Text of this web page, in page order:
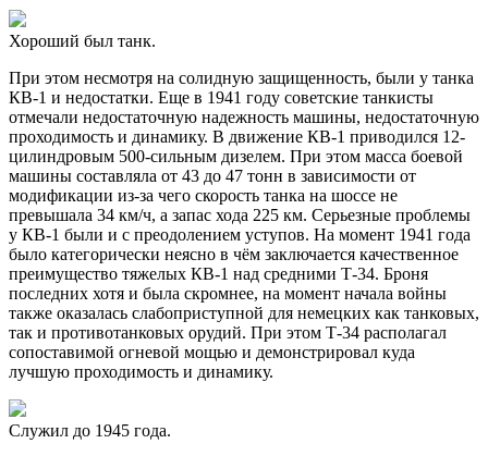
Хороший был танк.
При этом несмотря на солидную защищенность, были у танка
КВ-1 и недостатки. Еще в 1941 году советские танкисты
отмечали недостаточную надежность машины, недостаточную
проходимость и динамику. В движение КВ-1 приводился 12-
цилиндровым 500-сильным дизелем. При этом масса боевой
машины составляла от 43 до 47 тонн в зависимости от
модификации из-за чего скорость танка на шоссе не
превышала 34 км/ч, а запас хода 225 км. Серьезные проблемы
у КВ-1 были и с преодолением уступов. На момент 1941 года
было категорически неясно в чём заключается качественное
преимущество тяжелых КВ-1 над средними Т-34. Броня
последних хотя и была скромнее, на момент начала войны
также оказалась слабоприступной для немецких как танковых,
так и противотанковых орудий. При этом Т-34 располагал
сопоставимой огневой мощью и демонстрировал куда
лучшую проходимость и динамику.
Служил до 1945 года.